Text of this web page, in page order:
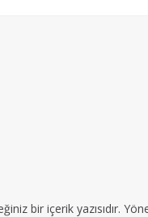
bir içerik yazısıdır.